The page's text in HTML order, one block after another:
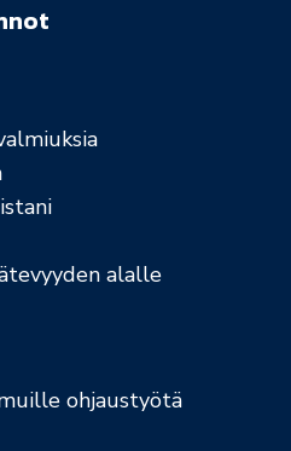
alalle
ohjaustyötä